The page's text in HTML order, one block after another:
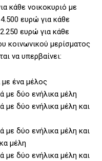
κάθε νοικοκυριό με
ευρώ για κάθε
ευρώ για κάθε
κοινωνικού μερίσματος
να υπερβαίνει:
με ένα μέλος
με δύο ενήλικα μέλη
με δύο ενήλικα μέλη και
με δύο ενήλικα μέλη και
μέλη
με δύο ενήλικα μέλη και